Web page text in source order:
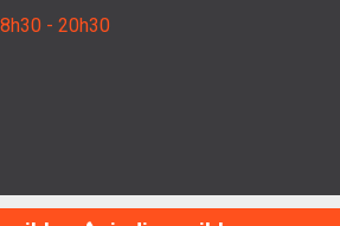
8h30 - 20h30